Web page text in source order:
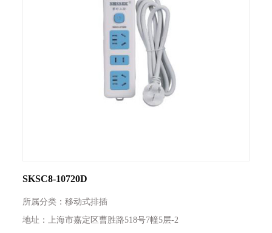
SKSC8-10720D
所属分类：移动式排插
地址：上海市嘉定区曹胜路518号7幢5层-2